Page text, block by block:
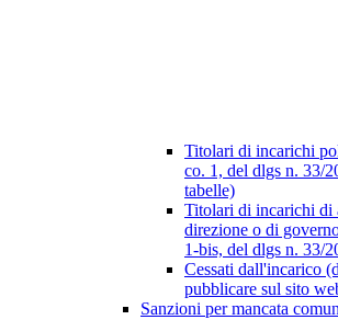
Titolari di incarichi
co. 1, del dlgs n. 33/
tabelle)
Titolari di incarichi di
direzione o di
1-bis, del dlgs n. 33/
Cessati dall'incarico
pubblicare sul sito
Sanzioni per mancata